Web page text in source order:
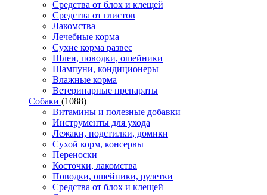
Средства от блох и клещей
Средства от глистов
Лакомства
Лечебные корма
Сухие корма развес
Шлеи, поводки, ошейники
Шампуни, кондиционеры
Влажные корма
Ветеринарные препараты
Собаки (1088)
Витамины и полезные добавки
Инструменты для ухода
Лежаки, подстилки, домики
Сухой корм, консервы
Переноски
Косточки, лакомства
Поводки, ошейники, рулетки
Средства от блох и клещей